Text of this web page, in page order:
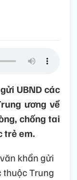
UBND các
ương về
chống tai
trẻ em.
khẩn gửi
thuộc Trung